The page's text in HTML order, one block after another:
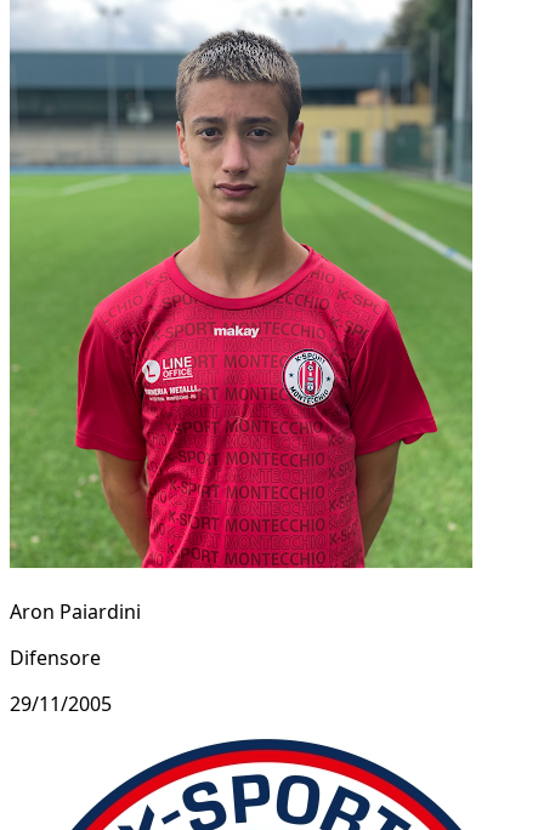
Aron Paiardini
Difensore
29/11/2005